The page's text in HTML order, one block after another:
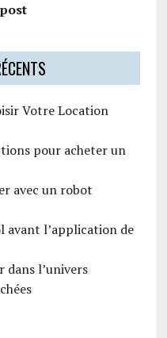
Votre Location
pour acheter un
avec un robot
avant l’application de
dans l’univers